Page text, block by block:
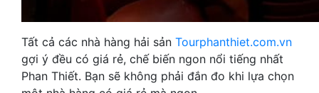
Tất cả các nhà hàng hải sản Tourphanthiet.com.vn
gợi ý đều có giá rẻ, chế biến ngon nổi tiếng nhất
Phan Thiết. Bạn sẽ không phải đắn đo khi lựa chọn